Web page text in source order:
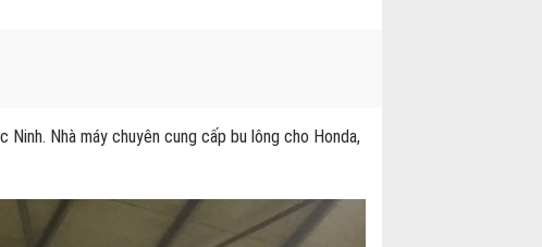
Nhà máy chuyên cung cấp bu lông cho Honda,